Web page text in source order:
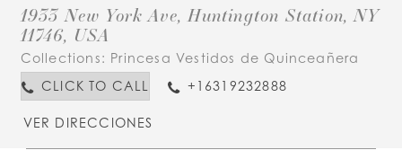
1933 New York Ave, Huntington Station, NY
11746, USA
Collections: Princesa Vestidos de Quinceañera
CLICK TO CALL
+16319232888
VER DIRECCIONES